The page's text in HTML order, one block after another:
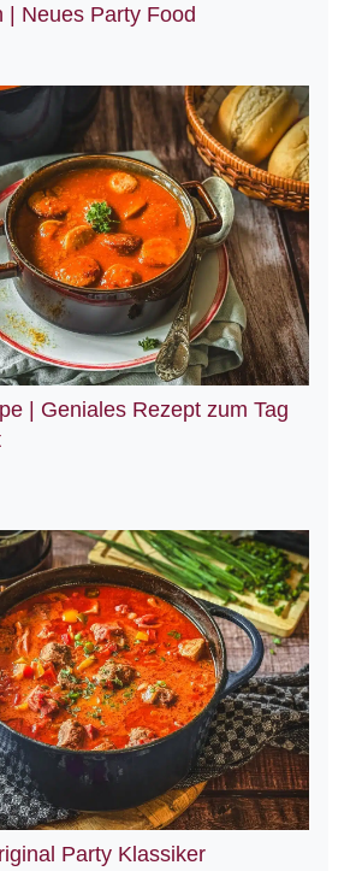
| Neues Party Food
| Geniales Rezept zum Tag
Party Klassiker